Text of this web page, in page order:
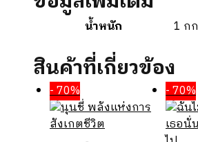
น้ำหนัก 1 ก
สินค้าที่เกี่ยวข้อง
- 70% - 70%